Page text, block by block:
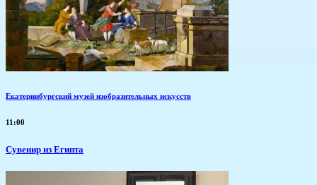
Екатеринбургский музей изобразительных искусств
11:00
Сувенир из Египта